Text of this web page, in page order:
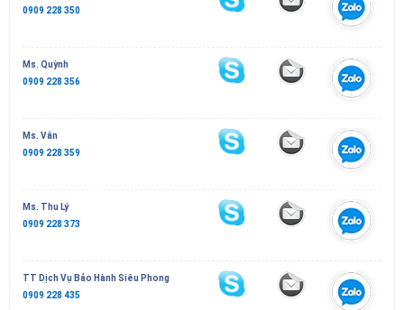
0909 228 350
Ms. Quỳnh
0909 228 356
Ms. Vân
0909 228 359
Ms. Thu Lý
0909 228 373
TT Dịch Vụ Bảo Hành Siêu Phong
0909 228 435